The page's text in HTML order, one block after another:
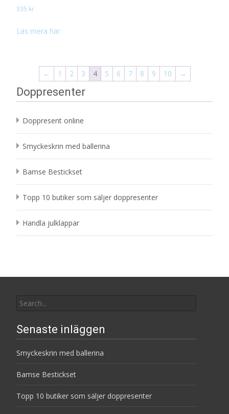
335 kr
Läs mera här
← 1 2 3 4 5 6 7 8 9 10 →
Doppresenter
Doppresent online
Smyckeskrin med ballerina
Bamse Bestickset
Topp 10 butiker som säljer doppresenter
Handla julklappar
for:
Senaste inläggen
Smyckeskrin med ballerina
Bamse Bestickset
Topp 10 butiker som säljer doppresenter